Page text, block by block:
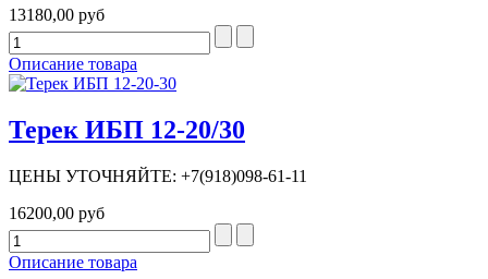
13180,00 руб
Описание товара
Терек ИБП 12-20/30
ЦЕНЫ УТОЧНЯЙТЕ: +7(918)098-61-11
16200,00 руб
Описание товара